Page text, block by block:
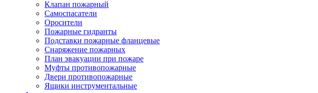
Клапан пожарный
Самоспасатели
Оросители
Пожарные гидранты
Подставки пожарные фланцевые
Снаряжение пожарных
План эвакуации при пожаре
Муфты противопожарные
Двери противопожарные
Ящики инструментальные